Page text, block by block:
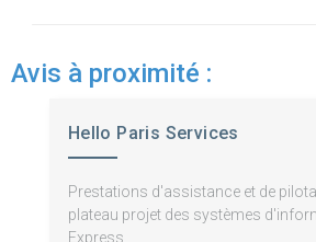
Avis à proximité :
Hello Paris Services
Prestations d'assistance et de
plateau projet des systèmes
Express